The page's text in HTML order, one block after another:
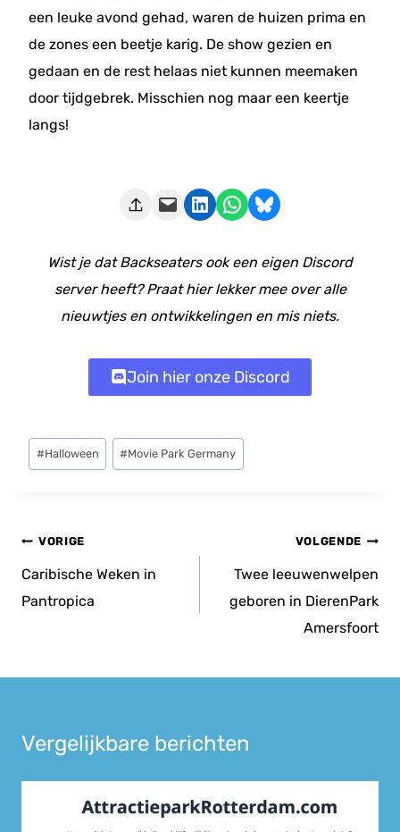
een leuke avond gehad, waren de huizen prima en
de zones een beetje karig. De show gezien en
gedaan en de rest helaas niet kunnen meemaken
door tijdgebrek. Misschien nog maar een keertje
langs!
Deze pagina e-mailen Delen op LinkedIn Delen via WhatsApp Share on Bluesky
Wist je dat Backseaters ook een eigen Discord
server heeft? Praat hier lekker mee over alle
nieuwtjes en ontwikkelingen en mis niets.
Join hier onze Discord
Bericht
tags:
#Halloween #Movie Park Germany
Bericht
navigatie
VORIGE
Caribische Weken in
Pantropica
VOLGENDE
Twee leeuwenwelpen
geboren in DierenPark
Amersfoort
Vergelijkbare berichten